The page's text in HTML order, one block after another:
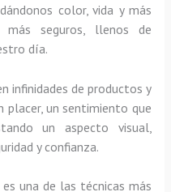
color, vida y más
seguros, llenos de
día.
infinidades de productos y
placer, un sentimiento que
un aspecto visual,
y confianza.
es una de las técnicas más